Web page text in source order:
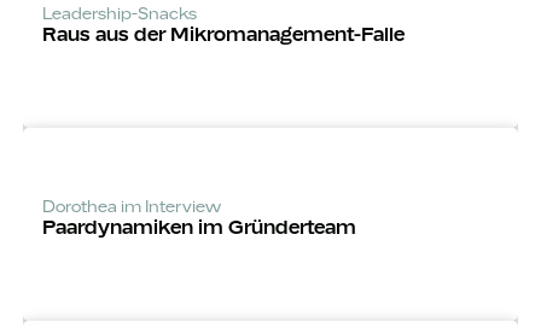
Leadership-Snacks
Raus aus der Mikro­manage­ment-Falle
Dorothea im Interview
Paardynamiken im Gründerteam